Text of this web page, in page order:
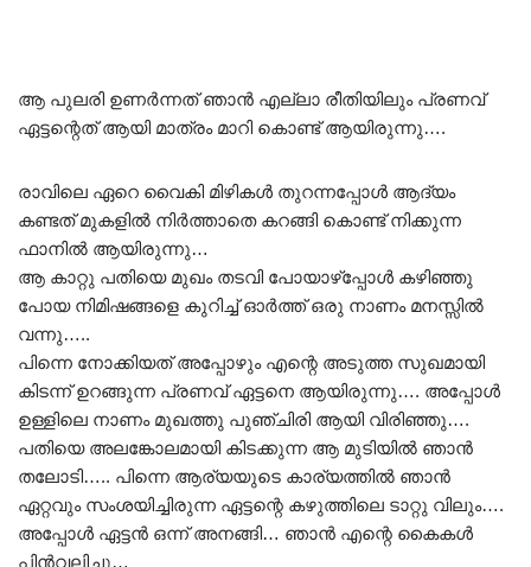
ആ പുലരി ഉണർന്നത് ഞാൻ എല്ലാ രീതിയിലും പ്രണവ്
ഏട്ടന്റെത് ആയി മാത്രം മാറി കൊണ്ട് ആയിരുന്നു….
രാവിലെ ഏറെ വൈകി മിഴികൾ തുറന്നപ്പോൾ ആദ്യം
കണ്ടത് മുകളിൽ നിർത്താതെ കറങ്ങി കൊണ്ട് നിക്കുന്ന
ഫാനിൽ ആയിരുന്നു…
ആ കാറ്റു പതിയെ മുഖം തടവി പോയാഴ്പ്പോൾ കഴിഞ്ഞു
പോയ നിമിഷങ്ങളെ കുറിച്ച് ഓർത്ത് ഒരു നാണം മനസ്സിൽ
വന്നു…..
പിന്നെ നോക്കിയത് അപ്പോഴും എന്റെ അടുത്ത സുഖമായി
കിടന്ന് ഉറങ്ങുന്ന പ്രണവ് ഏട്ടനെ ആയിരുന്നു…. അപ്പോൾ
ഉള്ളിലെ നാണം മുഖത്തു പുഞ്ചിരി ആയി വിരിഞ്ഞു….
പതിയെ അലങ്കോലമായി കിടക്കുന്ന ആ മുടിയിൽ ഞാൻ
തലോടി….. പിന്നെ ആര്യയുടെ കാര്യത്തിൽ ഞാൻ
ഏറ്റവും സംശയിച്ചിരുന്ന ഏട്ടന്റെ കഴുത്തിലെ ടാറ്റു വിലും….
അപ്പോൾ ഏട്ടൻ ഒന്ന് അനങ്ങി… ഞാൻ എന്റെ കൈകൾ
പിൻവലിച്ചു…